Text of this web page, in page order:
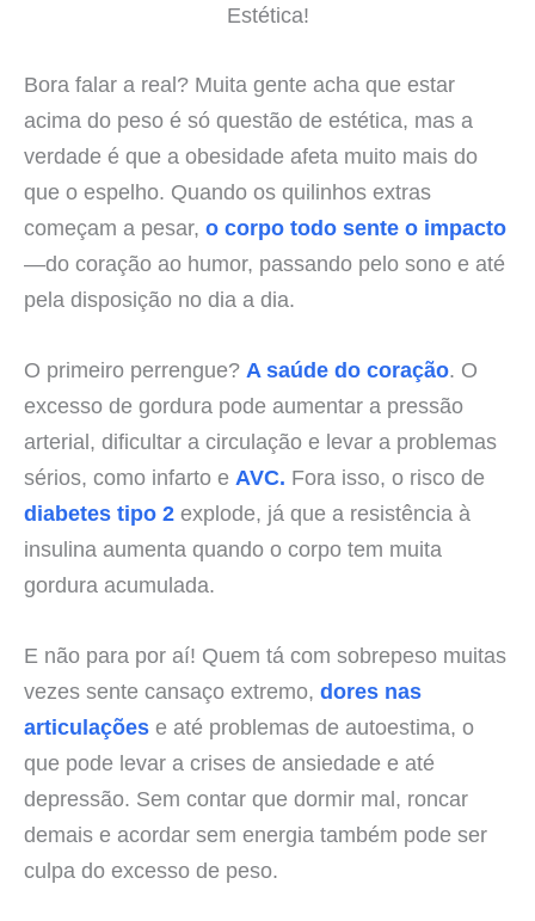
Estética!
Bora falar a real? Muita gente acha que estar
acima do peso é só questão de estética, mas a
verdade é que a obesidade afeta muito mais do
que o espelho. Quando os quilinhos extras
começam a pesar, o corpo todo sente o impacto
—do coração ao humor, passando pelo sono e até
pela disposição no dia a dia.
O primeiro perrengue? A saúde do coração. O
excesso de gordura pode aumentar a pressão
arterial, dificultar a circulação e levar a problemas
sérios, como infarto e AVC. Fora isso, o risco de
diabetes tipo 2 explode, já que a resistência à
insulina aumenta quando o corpo tem muita
gordura acumulada.
E não para por aí! Quem tá com sobrepeso muitas
vezes sente cansaço extremo, dores nas
articulações e até problemas de autoestima, o
que pode levar a crises de ansiedade e até
depressão. Sem contar que dormir mal, roncar
demais e acordar sem energia também pode ser
culpa do excesso de peso.